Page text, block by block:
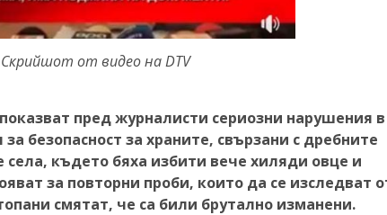
от видео на DTV
пред журналисти сериозни нарушения в
безопасност за храните, свързани с дребните
където бяха избити вече хиляди овце и
за повторни проби, които да се изследват
смятат, че са били брутално изманени.